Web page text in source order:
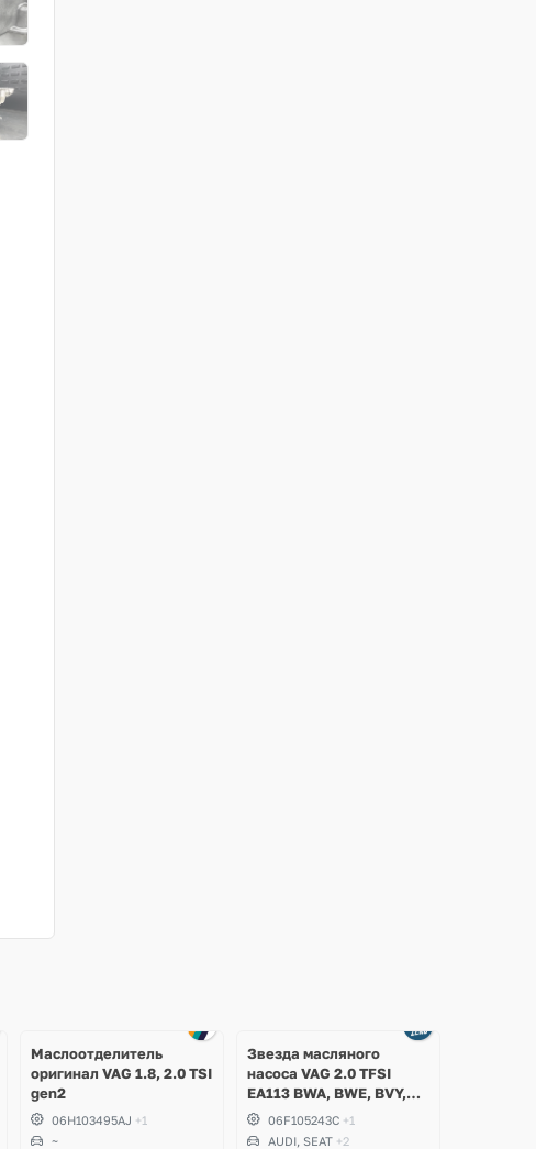
Маслоотделитель
оригинал VAG 1.8, 2.0 TSI
gen2
06H103495AJ +1
~
Звезда масляного
насоса VAG 2.0 TFSI
EA113 BWA, BWE, BVY,
CDLA, CDLC, Audi,
Volkswagen, Skoda, Seat
06F105243C +1
AUDI, SEAT +2